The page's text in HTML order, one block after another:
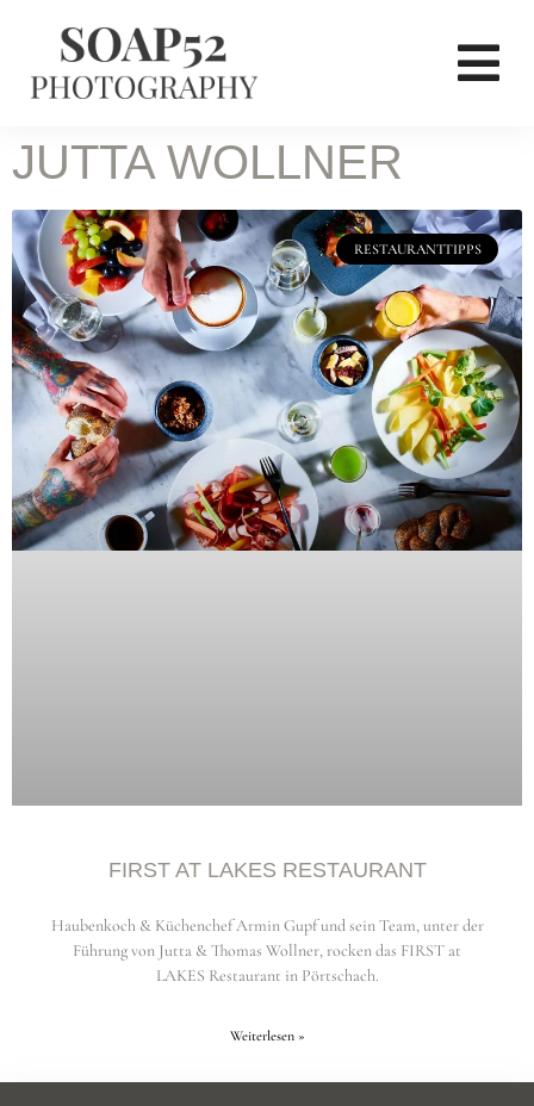
JUTTA WOLLNER
RESTAURANTTIPPS
FIRST AT LAKES RESTAURANT
Haubenkoch & Küchenchef Armin Gupf und sein Team, unter der
Führung von Jutta & Thomas Wollner, rocken das FIRST at
LAKES Restaurant in Pörtschach.
Weiterlesen »